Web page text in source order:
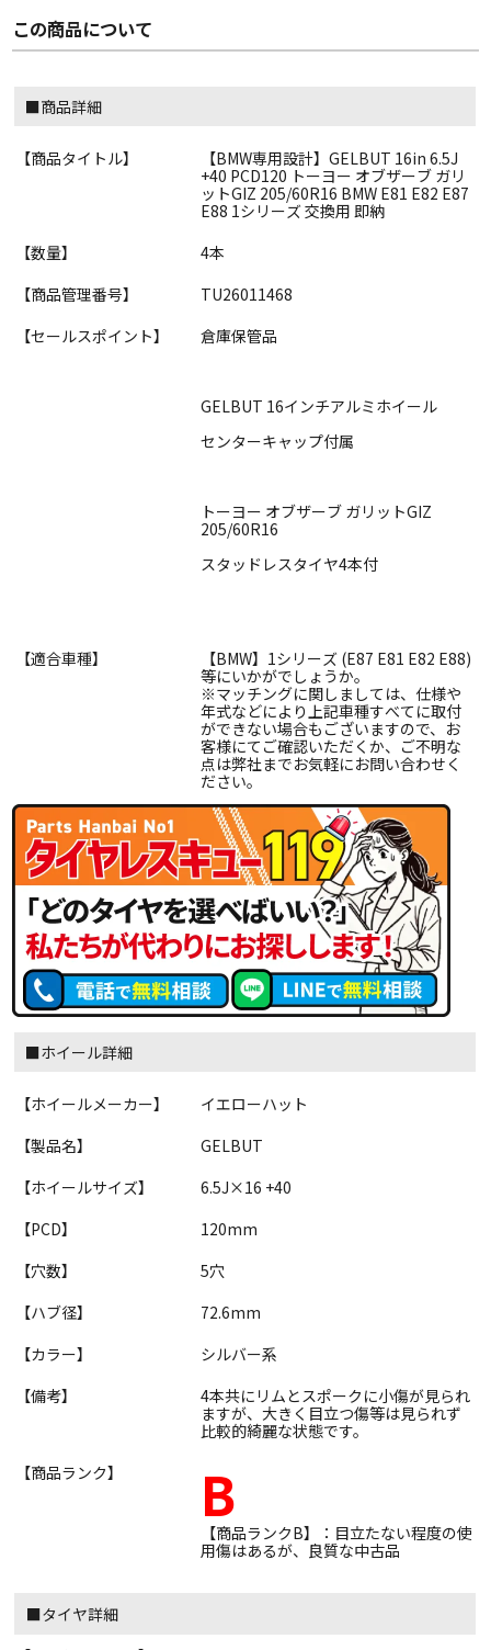
この商品について
■商品詳細
【商品タイトル】
【BMW専用設計】GELBUT 16in 6.5J
+40 PCD120 トーヨー オブザーブ ガリ
ットGIZ 205/60R16 BMW E81 E82 E87
E88 1シリーズ 交換用 即納
【数量】
4本
【商品管理番号】
TU26011468
【セールスポイント】
倉庫保管品
GELBUT 16インチアルミホイール
センターキャップ付属
トーヨー オブザーブ ガリットGIZ
205/60R16
スタッドレスタイヤ4本付
【適合車種】
【BMW】1シリーズ (E87 E81 E82 E88)
等にいかがでしょうか。
※マッチングに関しましては、仕様や
年式などにより上記車種すべてに取付
ができない場合もございますので、お
客様にてご確認いただくか、ご不明な
点は弊社までお気軽にお問い合わせく
ださい。
■ホイール詳細
【ホイールメーカー】
イエローハット
【製品名】
GELBUT
【ホイールサイズ】
6.5J×16 +40
【PCD】
120mm
【穴数】
5穴
【ハブ径】
72.6mm
【カラー】
シルバー系
【備考】
4本共にリムとスポークに小傷が見られ
ますが、大きく目立つ傷等は見られず
比較的綺麗な状態です。
【商品ランク】
B
【商品ランクB】：目立たない程度の使
用傷はあるが、良質な中古品
■タイヤ詳細